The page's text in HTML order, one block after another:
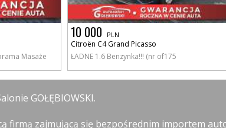
Masaże
10 000 PLN
Citroën C4 Grand Picasso
ŁADNE 1.6 Benzynka!!! (nr of175
GOŁĘBIOWSKI.
firmą zajmującą się bezpośrednim importem